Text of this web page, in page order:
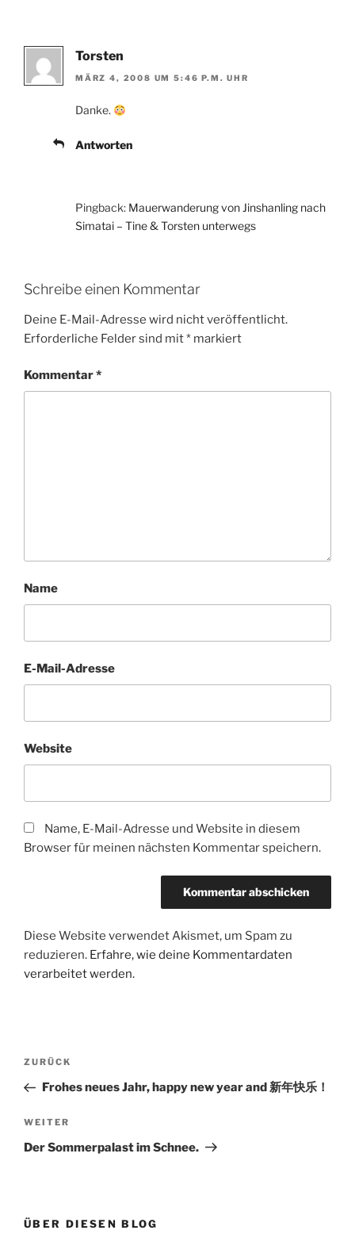
Torsten
MÄRZ 4, 2008 UM 5:46 P.M. UHR
Danke.
Antworten
Pingback: Mauerwanderung von Jinshanling nach
Simatai – Tine & Torsten unterwegs
Schreibe einen Kommentar
Deine E-Mail-Adresse wird nicht veröffentlicht.
Erforderliche Felder sind mit* markiert
Kommentar*
Name
E-Mail-Adresse
Website
Name, E-Mail-Adresse und Website in diesem
Browser für meinen nächsten Kommentar speichern.
Diese Website verwendet Akismet, um Spam zu
reduzieren. Erfahre, wie deine Kommentardaten
verarbeitet werden.
Beitragsnavigation
Vorheriger
Beitrag
ZURÜCK
Frohes neues Jahr, happy new year and 新年快乐！
Nächster
Beitrag
WEITER
Der Sommerpalast im Schnee.
ÜBER DIESEN BLOG